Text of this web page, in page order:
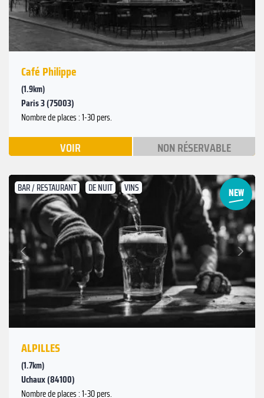
Café Philippe
(1.9km)
Paris 3 (75003)
Nombre de places : 1-30 pers.
VOIR NON RÉSERVABLE
BAR / RESTAURANT DE NUIT VINS
Précédent
Suivant
ALPILLES
(1.7km)
Uchaux (84100)
Nombre de places : 1-30 pers.